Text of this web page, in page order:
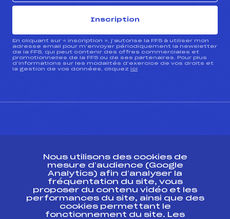
Inscription
En cliquant sur « inscription », j’autorise la FFS à utiliser mon
adresse email pour m’envoyer périodiquement la newsletter
de la FFS, qui peut contenir des offres commerciales et
promotionnelles de la FFS ou de ses partenaires. Pour plus
d’informations sur les modalités d’exercice de vos droits et
la gestion de vos données, cliquez ici
Ressources
Pass’Neige
Projet sportif fédéral
Nous utilisons des cookies de
mesure d’audience (Google
Analytics) afin d’analyser la
fréquentation du site, vous
proposer du contenu vidéo et les
performances du site, ainsi que des
cookies permettant le
fonctionnement du site. Les